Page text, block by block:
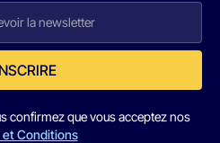
confirmez que vous acceptez nos
et Conditions